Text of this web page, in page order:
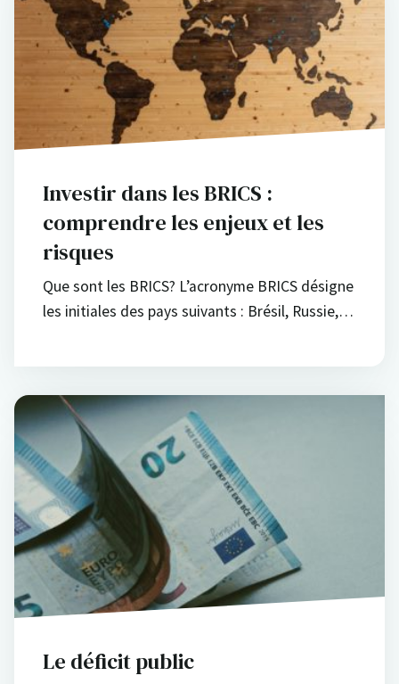
Investir dans les BRICS :
comprendre les enjeux et les
risques
Que sont les BRICS? L’acronyme BRICS désigne
les initiales des pays suivants : Brésil, Russie,…
Le déficit public